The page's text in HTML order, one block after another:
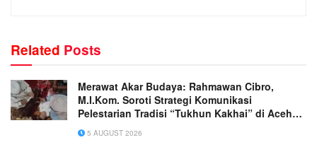
Related Posts
Merawat Akar Budaya: Rahmawan Cibro,
M.I.Kom. Soroti Strategi Komunikasi
Pelestarian Tradisi “Tukhun Kakhai” di Aceh
Singkil
5 AUGUST 2026